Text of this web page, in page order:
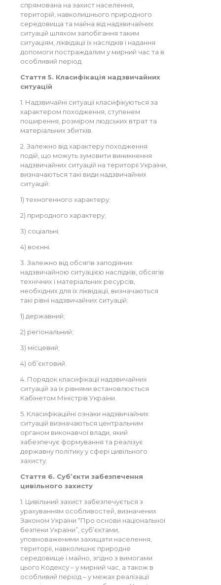
спрямована на захист населення,
територій, навколишнього природного
середовища та майна від надзвичайних
ситуацій шляхом запобігання таким
ситуаціям, ліквідації їх наслідків і надання
допомоги постраждалим у мирний час та в
особливий період.
Стаття 5. Класифікація надзвичайних
ситуацій
1. Надзвичайні ситуації класифікуються за
характером походження, ступенем
поширення, розміром людських втрат та
матеріальних збитків.
2. Залежно від характеру походження
подій, що можуть зумовити виникнення
надзвичайних ситуацій на території України,
визначаються такі види надзвичайних
ситуацій:
1) техногенного характеру;
2) природного характеру;
3) соціальні;
4) воєнні.
3. Залежно від обсягів заподіяних
надзвичайною ситуацією наслідків, обсягів
технічних і матеріальних ресурсів,
необхідних для їх ліквідації, визначаються
такі рівні надзвичайних ситуацій:
1) державний;
2) регіональний;
3) місцевий;
4) об’єктовий.
4. Порядок класифікації надзвичайних
ситуацій за їх рівнями встановлюється
Кабінетом Міністрів України.
5. Класифікаційні ознаки надзвичайних
ситуацій визначаються центральним
органом виконавчої влади, який
забезпечує формування та реалізує
державну політику у сфері цивільного
захисту.
Стаття 6. Суб’єкти забезпечення
цивільного захисту
1. Цивільний захист забезпечується з
урахуванням особливостей, визначених
Законом України “Про основи національної
безпеки України”, суб’єктами,
уповноваженими захищати населення,
території, навколишнє природне
середовище і майно, згідно з вимогами
цього Кодексу – у мирний час, а також в
особливий період – у межах реалізації